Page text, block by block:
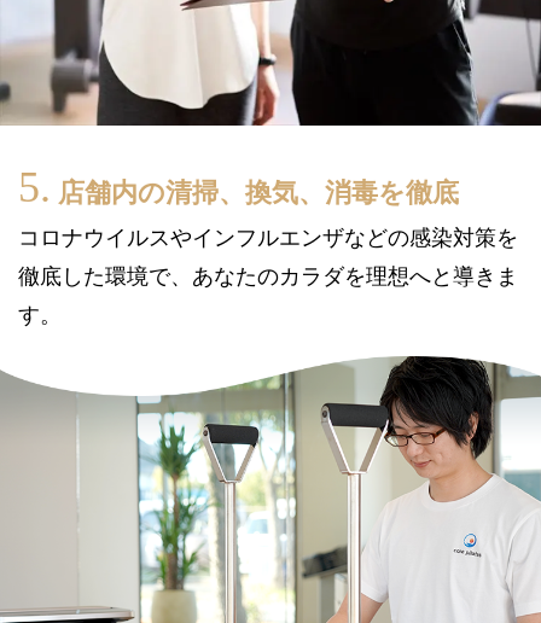
店舗内の清掃、換気、消毒を徹底
コロナウイルスやインフルエンザなどの感染対策を
徹底した環境で、あなたのカラダを理想へと導きま
す。